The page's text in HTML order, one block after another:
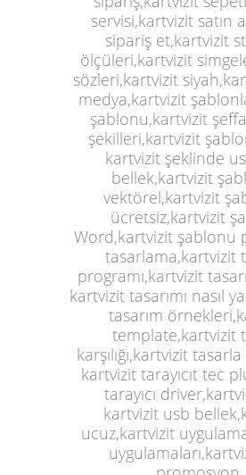
servisi,kartvizit satın
sipariş et,kartvizit
ölçüleri,kartvizit
sözleri,kartvizit
medya,kartvizit
şablonu,kartvizit
şekilleri,kartvizit
kartvizit şeklinde
bellek,kartvizit
vektörel,kartvizit
ücretsiz,kartvizit
Word,kartvizit şablonu
tasarlama,kartvizit
programı,kartvizit
kartvizit tasarımı nasıl
tasarım
template,kartvizit
karşılığı,kartvizit
kartvizit tarayıcıt tec
tarayıcı
kartvizit usb
ucuz,kartvizit